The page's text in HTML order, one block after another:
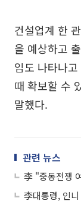
건설업계 한
을 예상하고
임도 나타나
때 확보할 수
말했다.
관련 뉴스